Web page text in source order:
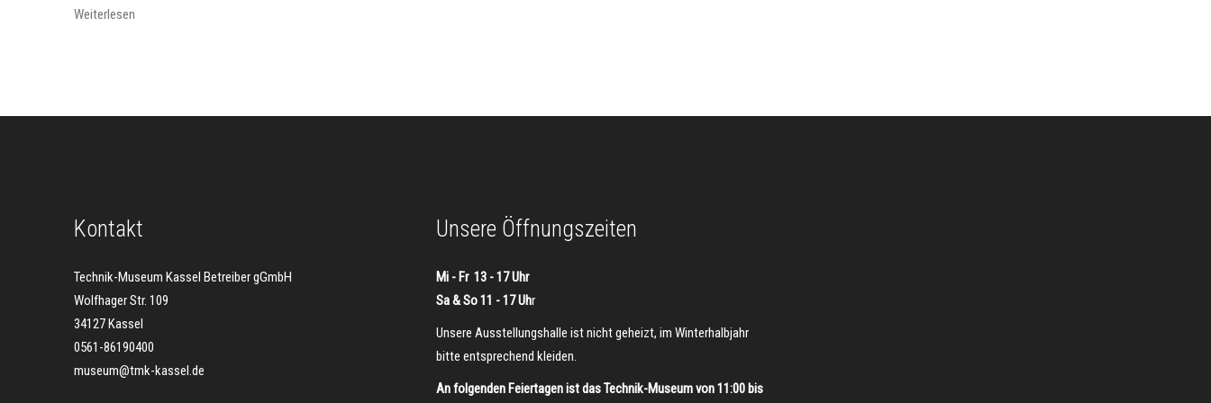
Weiterlesen
Kontakt
Technik-Museum Kassel Betreiber gGmbH
Wolfhager Str. 109
34127 Kassel
0561-86190400
museum@tmk-kassel.de
Unsere Öffnungszeiten
Mi - Fr 13 - 17 Uhr
Sa & So 11 - 17 Uhr
Unsere Ausstellungshalle ist nicht geheizt, im Winterhalbjahr
bitte entsprechend kleiden.
An folgenden Feiertagen ist das Technik-Museum von 11:00 bis